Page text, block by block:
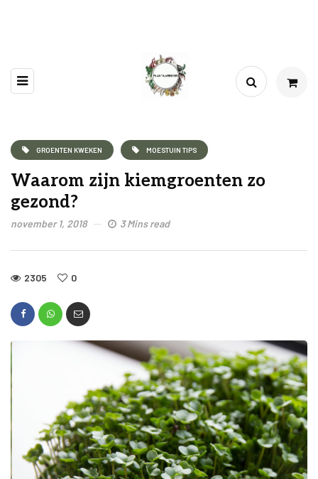
GROENTEN KWEKEN MOESTUIN TIPS
Waarom zijn kiemgroenten zo
gezond?
november 1, 2018 3 Mins read
2305 0